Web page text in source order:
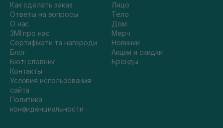
Как сделать заказ
Ответы на вопросы
О нас
ЗМІ про нас
Сертифікати та нагороди
Блог
Бюті словник
Контакты
Условия использования
сайта
Политика
конфиденциальности
Лицо
Тело
Дом
Мерч
Новинки
Акции и скидки
Бренды